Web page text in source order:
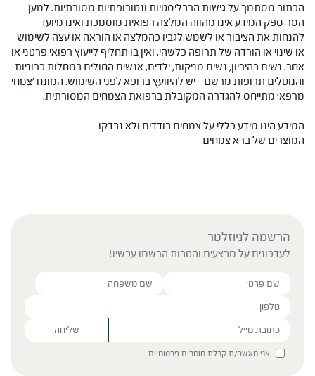
הכתוב מסתמך על גישות הרבליסטיות ונטורופתיות מסורתיות. למען
הסר ספק המידע אינו מהווה המלצה רפואית מוסמכת ואינו מיועד
להנחות את הציבור או לשמש לגביו כהמלצה או הוראה או עצה לשימוש
או שינוי או הורדה של תרופה כלשהי, ואין בו תחליף לייעוץ רפואי פרטני או
אחר. נשים בהיריון, נשים מניקות, ילדים, אנשים החולים במחלות כרוניות
והנוטלים תרופות מרשם – יש להיוועץ ברופא לפני השימוש. המונח 'צמחי
מרפא' מתייחס להגדרה המקובלת ברפואת הצמחים המסורתית.
המידע הינו מידע כללי על צמחים בודדים ולא נבדקו
המוצרים של ברא צמחים
הרשמה לניוזלטר
לעדכונים על מבצעים והטבות הרשמו עכשיו!
Please leave this field empty.
אני מאשר/ת קבלת חומרים פרסומיים